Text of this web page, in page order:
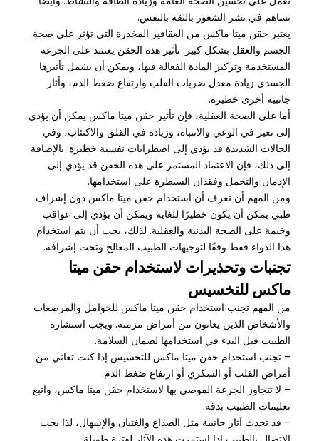
تساهم في نشر الشعور بالثقة بالنفس.
يعتبر حقن ميتا ماكس من العقاقير المخدرة التي تؤثر على صحة
الجسم والعقل بشكل كبير. تأثير هذه الحقن يعتمد على الجرعة
المستخدمة وتركيز المادة الفعالة فيها، ويمكن أن يشمل تأثيرها
الجسدي زيادة معدل ضربات القلب وارتفاع ضغط الدم، وأثار
جانبية أخرى خطيرة.
أما على الصحة العقلية، فإن تأثير حقن ميتا ماكس يمكن أن يؤدي
إلى تغير في الوعي والانتباه، وزيادة في القلق والاكتئاب، وفي
الحالات الشديدة قد يؤدي إلى اضطرابات نفسية خطيرة. بالإضافة
إلى ذلك، فإن الاعتماد المستمر على هذه الحقن قد يؤدي إلى
الإدمان والتحمل وفقدان السيطرة على استخدامها.
ومن المهم أن تعرف أن استخدام حقن ميتا ماكس دون إشراف
طبي يمكن أن يكون خطيرًا للغاية ويمكن أن يؤدي إلى عواقب
وخيمة على الصحة البدنية والعقلية. لذلك، يجب أن يتم استخدام
هذا الدواء فقط وفقًا لتوجيهات الطبيب المعالج وتحت إشرافه.
تجنبات وتحذيرات لاستخدام حقن ميتا
ماكس للتخسيس
من المهم تجنب استخدام حقن ميتا ماكس للحوامل والمرضعات
والأشخاص الذين يعانون من أمراض مزمنة. ويجب استشارة
الطبيب قبل البدء في استخدامها لضمان السلامة.
– تجنب استخدام حقن ميتا ماكس للتخسيس إذا كنت تعاني من
أمراض القلب أو السكري أو ارتفاع ضغط الدم.
– لا تتجاوز الجرعة الموصى بها لاستخدام حقن ميتا ماكس، واتبع
تعليمات الطبيب بدقة.
– قد تحدث آثار جانبية مثل الصداع والغثيان والإسهال، لذا يجب